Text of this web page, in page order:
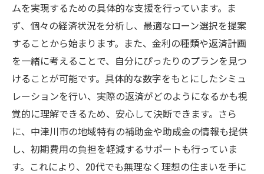
ムを実現するための具体的な支援を行っています。ま
ず、個々の経済状況を分析し、最適なローン選択を提案
することから始まります。また、金利の種類や返済計画
を一緒に考えることで、自分にぴったりのプランを見つ
けることが可能です。具体的な数字をもとにしたシミュ
レーションを行い、実際の返済がどのようになるかも視
覚的に理解できるため、安心して決断できます。さら
に、中津川市の地域特有の補助金や助成金の情報も提供
し、初期費用の負担を軽減するサポートも行っていま
す。これにより、20代でも無理なく理想の住まいを手に